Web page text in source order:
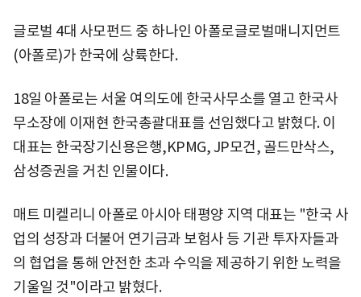
글로벌 4대 사모펀드 중 하나인 아폴로글로벌매니지먼트
(아폴로)가 한국에 상륙한다.
18일 아폴로는 서울 여의도에 한국사무소를 열고 한국사
무소장에 이재현 한국총괄대표를 선임했다고 밝혔다. 이
대표는 한국장기신용은행,KPMG, JP모건, 골드만삭스,
삼성증권을 거친 인물이다.
매트 미켈리니 아폴로 아시아 태평양 지역 대표는 "한국 사
업의 성장과 더불어 연기금과 보험사 등 기관 투자자들과
의 협업을 통해 안전한 초과 수익을 제공하기 위한 노력을
기울일 것"이라고 밝혔다.